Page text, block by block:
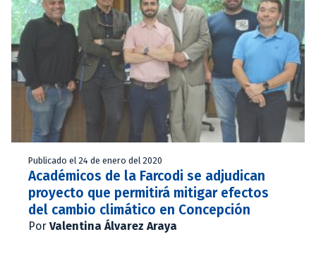
Publicado el 24 de enero del 2020
Académicos de la Farcodi se adjudican
proyecto que permitirá mitigar efectos
del cambio climático en Concepción
Por Valentina Álvarez Araya